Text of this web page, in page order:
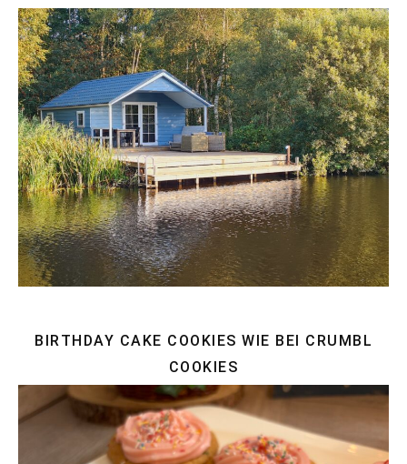
BIRTHDAY CAKE COOKIES WIE BEI CRUMBL
COOKIES